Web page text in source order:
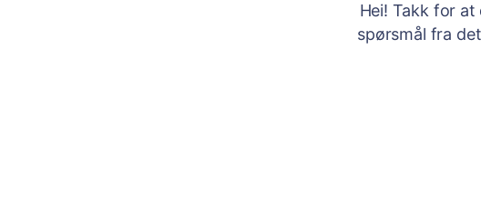
Hei! Takk for
spørsmål fra